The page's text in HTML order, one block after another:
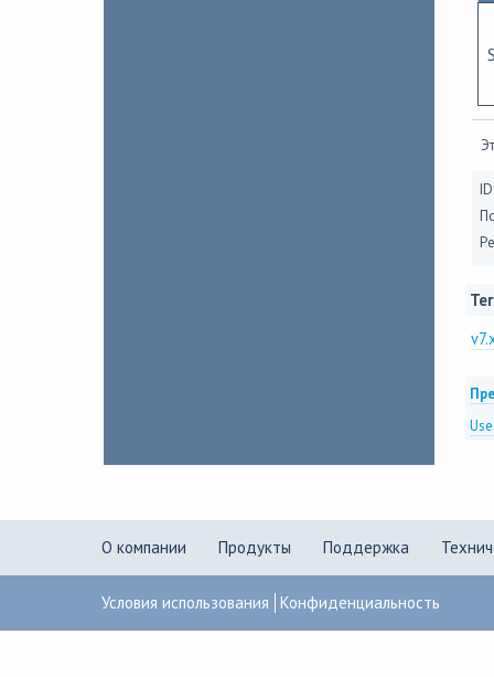
О компании Продукты Поддержка
Условия использования Конфиденциальность